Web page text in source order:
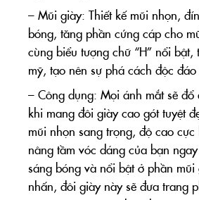
– Mũi giày: Thiết kế mũi nhọn,
bóng, tăng phần cứng cáp cho
cùng biểu tượng chữ “H” nổi bật,
mỹ, tạo nên sự phá cách độc
– Công dụng: Mọi ánh mắt sẽ đổ
khi mang đôi giày cao gót tuyệt
mũi nhọn sang trọng, độ cao
nâng tầm vóc dáng của bạn
sáng bóng và nổi bật ở phần mũi
nhấn, đôi giày này sẽ đưa trang